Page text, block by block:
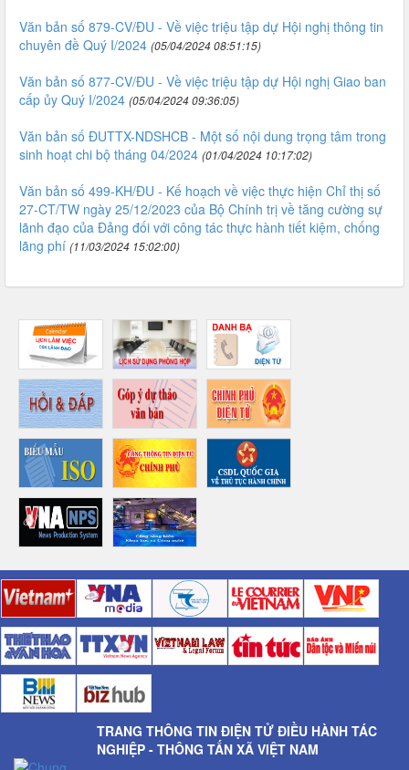
Văn bản số 879-CV/ĐU - Về việc triệu tập dự Hội nghị thông tin
chuyên đề Quý I/2024 (05/04/2024 08:51:15)
Văn bản số 877-CV/ĐU - Về việc triệu tập dự Hội nghị Giao ban
cấp ủy Quý I/2024 (05/04/2024 09:36:05)
Văn bản số ĐUTTX-NDSHCB - Một số nội dung trọng tâm trong
sinh hoạt chi bộ tháng 04/2024 (01/04/2024 10:17:02)
Văn bản số 499-KH/ĐU - Kế hoạch về việc thực hiện Chỉ thị số
27-CT/TW ngày 25/12/2023 của Bộ Chính trị về tăng cường sự
lãnh đạo của Đảng đối với công tác thực hành tiết kiệm, chống
lãng phí (11/03/2024 15:02:00)
TRANG THÔNG TIN ĐIỆN TỬ ĐIỀU HÀNH TÁC
NGHIỆP - THÔNG TẤN XÃ VIỆT NAM